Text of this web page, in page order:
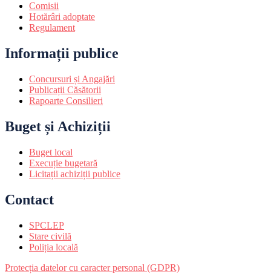
Comisii
Hotărâri adoptate
Regulament
Informații publice
Concursuri și Angajări
Publicații Căsătorii
Rapoarte Consilieri
Buget și Achiziții
Buget local
Execuție bugetară
Licitații achiziții publice
Contact
SPCLEP
Stare civilă
Poliția locală
Protecția datelor cu caracter personal (GDPR)